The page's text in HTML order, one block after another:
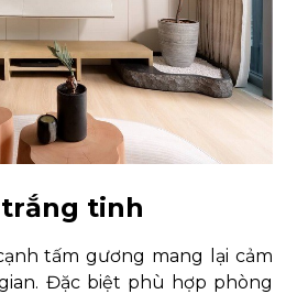
tinh
tấm gương mang lại cảm
Đặc biệt phù hợp phòng